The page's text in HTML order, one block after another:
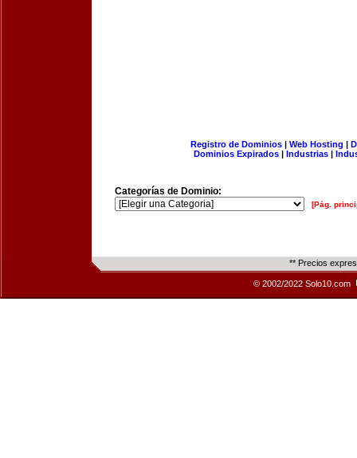
Registro de Dominios| Web Hosting |
Dominios Expirados | Industrias |
Categorías de Dominio:
[Pág.
** Precios
© 2002/2022 Solo10.com